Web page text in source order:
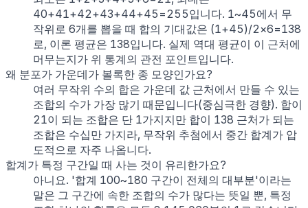
40+41+42+43+44+45=255입니다. 1~45에서 무
작위로 6개를 뽑을 때 합의 기대값은 (1+45)/2×6=138
로, 이론 평균은 138입니다. 실제 역대 평균이 이 근처에
머무는지가 위 통계의 관전 포인트입니다.
왜 분포가 가운데가 볼록한 종 모양인가요?
여러 무작위 수의 합은 가운데 값 근처에서 만들 수 있는
조합의 수가 가장 많기 때문입니다(중심극한 경향). 합이
21이 되는 조합은 단 1가지지만 합이 138 근처가 되는
조합은 수십만 가지라, 무작위 추첨에서 중간 합계가 압
도적으로 자주 나옵니다.
합계가 특정 구간일 때 사는 것이 유리한가요?
아니요. '합계 100~180 구간이 전체의 대부분'이라는
말은 그 구간에 속한 조합의 수가 많다는 뜻일 뿐, 특정